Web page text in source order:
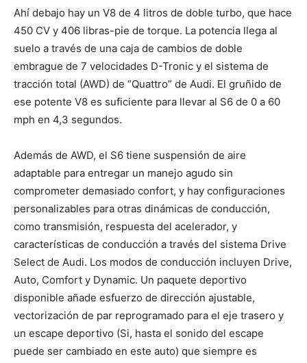
Ahí debajo hay un V8 de 4 litros de doble turbo, que hace
450 CV y ​​406 libras-pie de torque. La potencia llega al
suelo a través de una caja de cambios de doble
embrague de 7 velocidades D-Tronic y el sistema de
tracción total (AWD) de “Quattro” de Audi. El gruñido de
ese potente V8 es suficiente para llevar al S6 de 0 a 60
mph en 4,3 segundos.
Además de AWD, el S6 tiene suspensión de aire
adaptable para entregar un manejo agudo sin
comprometer demasiado confort, y hay configuraciones
personalizables para otras dinámicas de conducción,
como transmisión, respuesta del acelerador, y
características de conducción a través del sistema Drive
Select de Audi. Los modos de conducción incluyen Drive,
Auto, Comfort y Dynamic. Un paquete deportivo
disponible añade esfuerzo de dirección ajustable,
vectorización de par reprogramado para el eje trasero y
un escape deportivo (Si, hasta el sonido del escape
puede ser cambiado en este auto) que siempre es